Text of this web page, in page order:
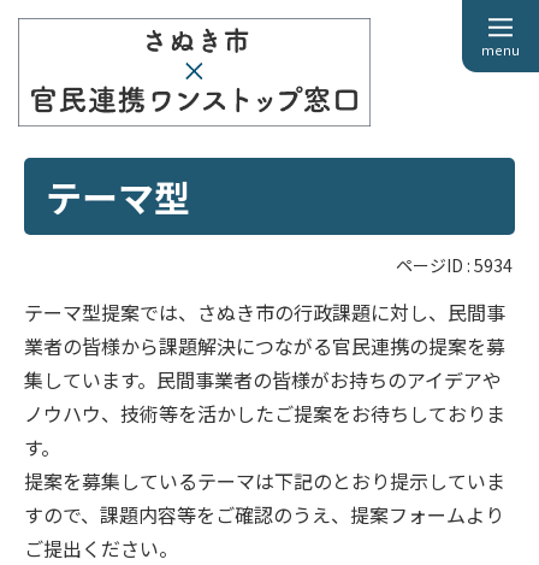
menu
テーマ型
ページID : 5934
テーマ型提案では、さぬき市の行政課題に対し、民間事
業者の皆様から課題解決につながる官民連携の提案を募
集しています。民間事業者の皆様がお持ちのアイデアや
ノウハウ、技術等を活かしたご提案をお待ちしておりま
す。
提案を募集しているテーマは下記のとおり提示していま
すので、課題内容等をご確認のうえ、提案フォームより
ご提出ください。